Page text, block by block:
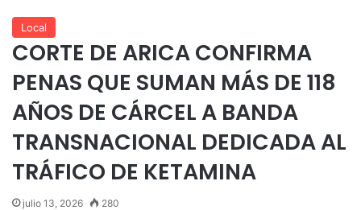
Local
CORTE DE ARICA CONFIRMA
PENAS QUE SUMAN MÁS DE 118
AÑOS DE CÁRCEL A BANDA
TRANSNACIONAL DEDICADA AL
TRÁFICO DE KETAMINA
julio 13, 2026 280